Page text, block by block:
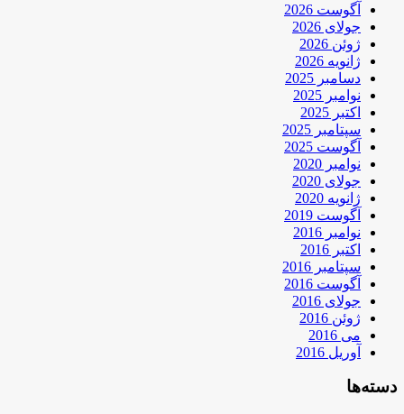
آگوست 2026
جولای 2026
ژوئن 2026
ژانویه 2026
دسامبر 2025
نوامبر 2025
اکتبر 2025
سپتامبر 2025
آگوست 2025
نوامبر 2020
جولای 2020
ژانویه 2020
آگوست 2019
نوامبر 2016
اکتبر 2016
سپتامبر 2016
آگوست 2016
جولای 2016
ژوئن 2016
می 2016
آوریل 2016
دسته‌ها